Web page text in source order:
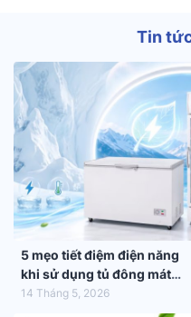
Tin
5 mẹo tiết điệm điện năng
khi sử dụng tủ đông mát
trong mùa hè 2026
14 Tháng 5, 2026